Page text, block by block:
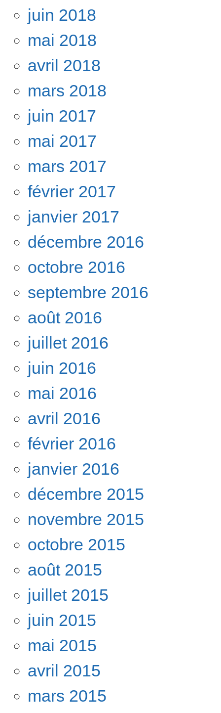
juin 2018
mai 2018
avril 2018
mars 2018
juin 2017
mai 2017
mars 2017
février 2017
janvier 2017
décembre 2016
octobre 2016
septembre 2016
août 2016
juillet 2016
juin 2016
mai 2016
avril 2016
février 2016
janvier 2016
décembre 2015
novembre 2015
octobre 2015
août 2015
juillet 2015
juin 2015
mai 2015
avril 2015
mars 2015